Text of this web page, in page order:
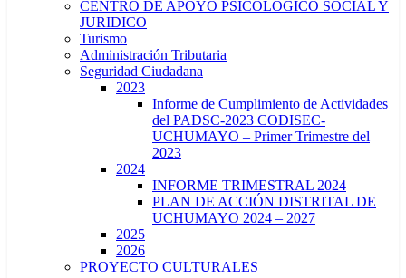
CENTRO DE APOYO PSICOLOGICO SOCIAL Y
JURIDICO
Turismo
Administración Tributaria
Seguridad Ciudadana
2023
Informe de Cumplimiento de Actividades
del PADSC-2023 CODISEC-
UCHUMAYO – Primer Trimestre del
2023
2024
INFORME TRIMESTRAL 2024
PLAN DE ACCIÓN DISTRITAL DE
UCHUMAYO 2024 – 2027
2025
2026
PROYECTO CULTURALES